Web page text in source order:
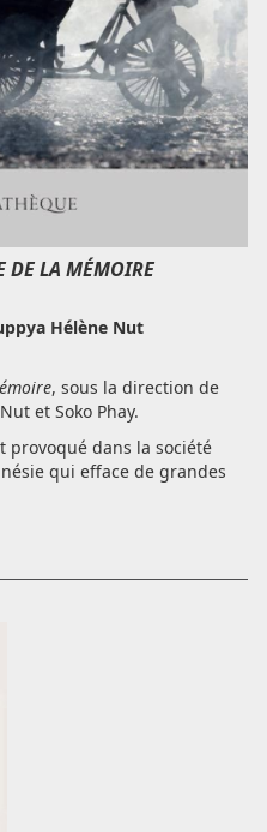
DE LA MÉMOIRE
Hélène Nut
, sous la direction de
et Soko Phay.
provoqué dans la société
qui efface de grandes